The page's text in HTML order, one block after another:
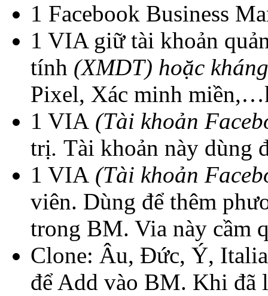
1 Facebook Business
1 VIA giữ tài khoản
tính (XMDT) hoặc
Pixel, Xác minh
1 VIA (Tài khoản
trị. Tài khoản này dùng
1 VIA (Tài khoản
viên. Dùng để thêm
trong BM. Via này cầm
Clone: Âu, Đức, Ý,
để Add vào BM. Khi đã